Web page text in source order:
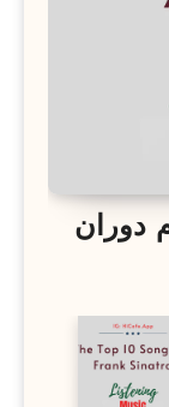
دوران